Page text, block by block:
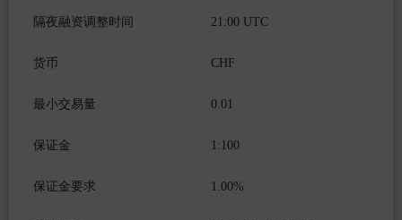
隔夜融资调整时间 21:00 UTC
货币 CHF
最小交易量 0.01
保证金 1:100
保证金要求 1.00%